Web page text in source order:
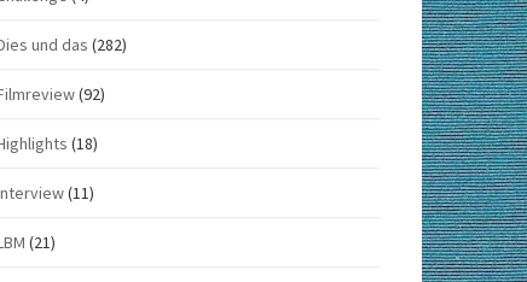
und das (282)
(92)
(18)
(11)
(21)